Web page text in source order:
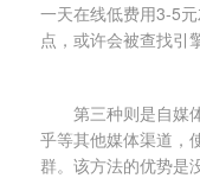
一天在线低费用3-5
点，或许会被查找引
第三种则是自媒
乎等其他媒体渠道，
群。该方法的优势是